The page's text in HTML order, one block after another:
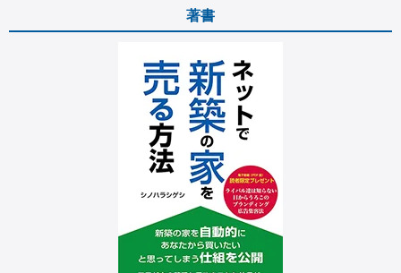
著書